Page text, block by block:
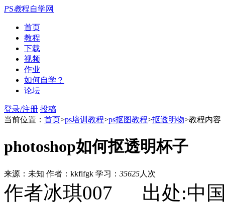
PS教程自学网
首页
教程
下载
视频
作业
如何自学？
论坛
登录/注册 投稿
当前位置： 首页>ps培训教程>ps抠图教程>抠透明物>教程内容
photoshop如何抠透明杯子
来源：未知 作者：kkfifgk 学习： 35625人次
作者冰琪007 出处:中